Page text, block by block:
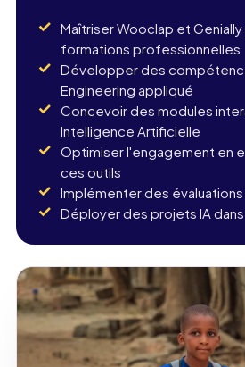
Maîtriser Wooclap et
formations professionnelles
Développer des
Engineering appliqué
Concevoir des modules
Intelligence Artificielle
Optimiser l'engagement en
ces outils
Implémenter des
Déployer des projets IA